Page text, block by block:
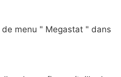
menu " Megastat " dans